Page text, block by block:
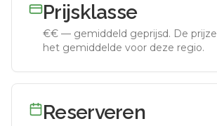
Prijsklasse
€€ — gemiddeld geprijsd. De
het gemiddelde voor deze regio.
Reserveren